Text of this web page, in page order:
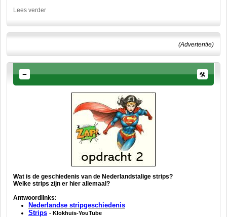
Lees verder
(Advertentie)
Wat is de geschiedenis van de Nederlandstalige strips?
Welke strips zijn er hier allemaal?
Antwoordlinks:
Nederlandse stripgeschiedenis
Strips - Klokhuis-YouTube